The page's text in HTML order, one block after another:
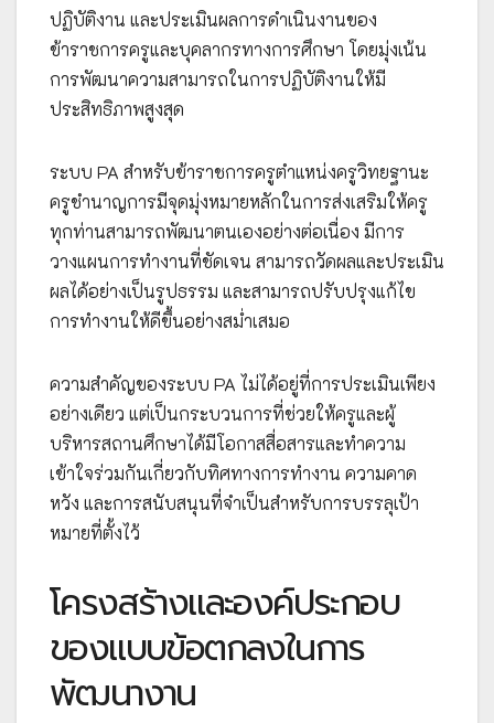
ปฏิบัติงาน และประเมินผลการดำเนินงานของ
ข้าราชการครูและบุคลากรทางการศึกษา โดยมุ่งเน้น
การพัฒนาความสามารถในการปฏิบัติงานให้มี
ประสิทธิภาพสูงสุด
ระบบ PA สำหรับข้าราชการครูตำแหน่งครูวิทยฐานะ
ครูชำนาญการมีจุดมุ่งหมายหลักในการส่งเสริมให้ครู
ทุกท่านสามารถพัฒนาตนเองอย่างต่อเนื่อง มีการ
วางแผนการทำงานที่ชัดเจน สามารถวัดผลและประเมิน
ผลได้อย่างเป็นรูปธรรม และสามารถปรับปรุงแก้ไข
การทำงานให้ดีขึ้นอย่างสม่ำเสมอ
ความสำคัญของระบบ PA ไม่ได้อยู่ที่การประเมินเพียง
อย่างเดียว แต่เป็นกระบวนการที่ช่วยให้ครูและผู้
บริหารสถานศึกษาได้มีโอกาสสื่อสารและทำความ
เข้าใจร่วมกันเกี่ยวกับทิศทางการทำงาน ความคาด
หวัง และการสนับสนุนที่จำเป็นสำหรับการบรรลุเป้า
หมายที่ตั้งไว้
โครงสร้างและองค์ประกอบ
ของแบบข้อตกลงในการ
พัฒนางาน